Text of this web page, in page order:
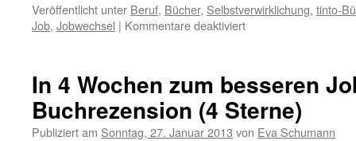
Veröffentlicht unter Beruf, Bücher, Selbstverwirklichung, tinto-
Job, Jobwechsel | Kommentare deaktiviert
In 4 Wochen zum besseren
Buchrezension (4 Sterne)
Publiziert am Sonntag, 27. Januar 2013 von Eva Schumann